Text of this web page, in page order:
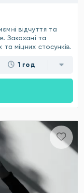
відчуття та
Закохані та
міцних стосунків.
1 год